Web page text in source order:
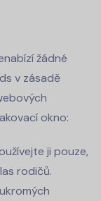
žádné
v zásadě
okno:
ji pouze,
rodičů.